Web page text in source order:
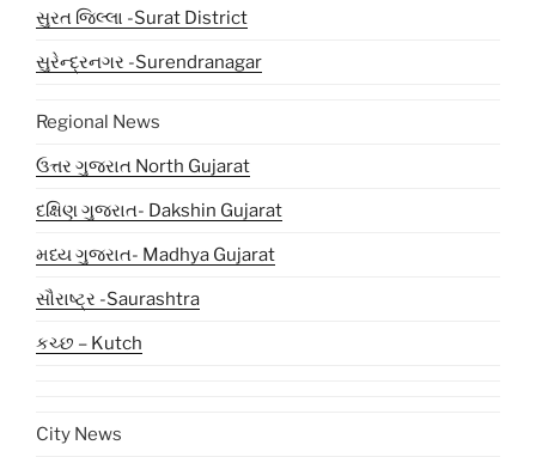
સુરત જિલ્લા -Surat District
સુરેન્દ્રનગર -Surendranagar
Regional News
ઉત્તર ગુજરાત North Gujarat
દક્ષિણ ગુજરાત- Dakshin Gujarat
મધ્ય ગુજરાત- Madhya Gujarat
સૌરાષ્ટ્ર -Saurashtra
કચ્છ – Kutch
City News